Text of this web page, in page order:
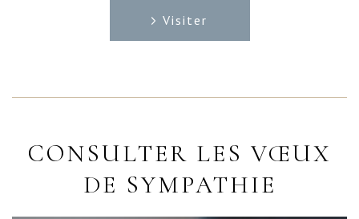
Visiter
CONSULTER LES VŒUX
DE SYMPATHIE